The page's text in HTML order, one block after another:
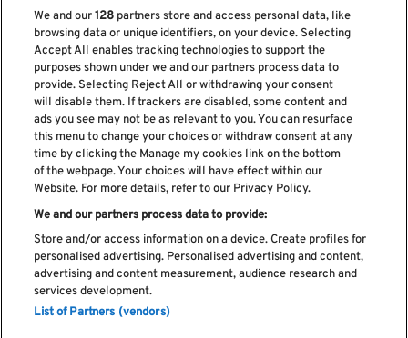
Subscreve a nossa newsletter
Li e aceito os Política de privacidade
Livro de Reclamações
Livro de Elogios
Política de cookies
We and our128 partners store and access personal data, like
browsing data or unique identifiers, on your device. Selecting
Accept All enables tracking technologies to support the
purposes shown under we and our partners process data to
provide. Selecting Reject All or withdrawing your consent
will disable them. If trackers are disabled, some content and
ads you see may not be as relevant to you. You can resurface
this menu to change your choices or withdraw consent at any
time by clicking the Manage my cookies link on the bottom
of the webpage. Your choices will have effect within our
Website. For more details, refer to our Privacy Policy.
We and our partners process data to provide:
Store and/or access information on a device. Create profiles for
personalised advertising. Personalised advertising and content,
advertising and content measurement, audience research and
services development.
List of Partners (vendors)